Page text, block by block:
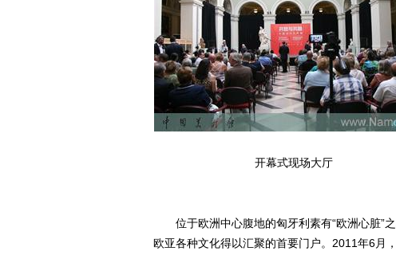
开幕式现场大厅
位于欧洲中心腹地的匈牙利素有“欧洲心脏”
欧亚各种文化得以汇聚的首要门户。2011年6月